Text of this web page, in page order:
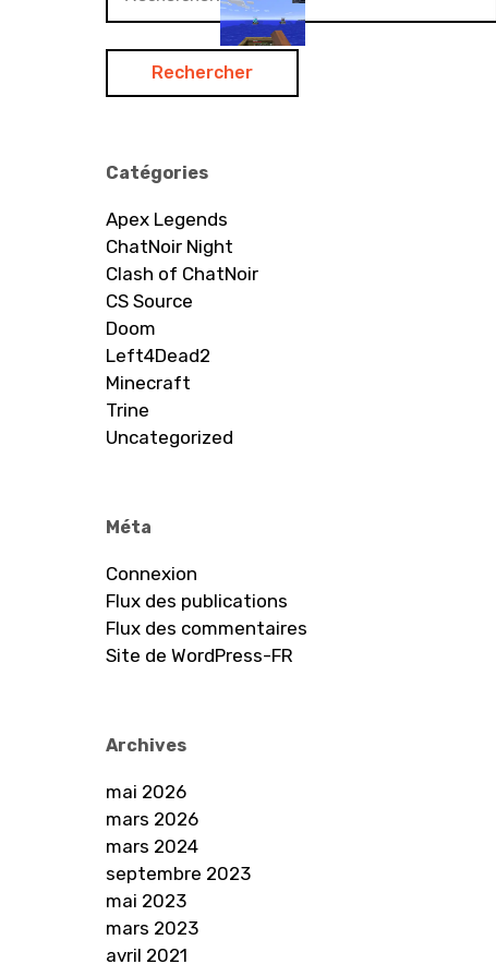
Catégories
Apex Legends
ChatNoir Night
Clash of ChatNoir
CS Source
Doom
Left4Dead2
Minecraft
Trine
Uncategorized
Méta
Connexion
Flux des publications
Flux des commentaires
Site de WordPress-FR
Archives
mai 2026
mars 2026
mars 2024
septembre 2023
mai 2023
mars 2023
avril 2021